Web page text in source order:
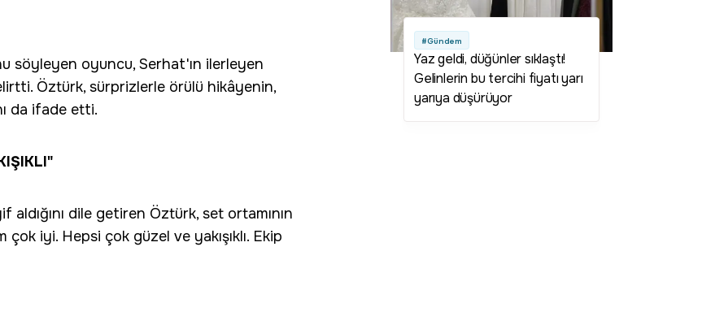
söyleyen oyuncu, Serhat'ın ilerleyen
Öztürk, sürprizlerle örülü hikâyenin,
da ifade etti.
dile getiren Öztürk, set ortamının
iyi. Hepsi çok güzel ve yakışıklı. Ekip
#Gündem
Yaz geldi, düğünler sıklaştı!
Gelinlerin bu tercihi fiyatı yarı
yarıya düşürüyor